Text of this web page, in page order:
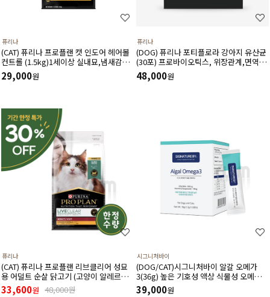
퓨리나
(CAT) 퓨리나 프로플랜 캣 인도어 헤어볼
컨트롤 (1.5kg)1세이상 실내묘,냄새감소,
헤어볼,저칼로리,신장건강,치아건강
29,000원
퓨리나
(DOG) 퓨리나 포티플로라 강아지 유산균
(30포) 프로바이오틱스, 위장관계,면역기
계,전반적인 건강에 도움
48,000원
퓨리나
(CAT) 퓨리나 프로플랜 리브클리어 성묘
용 어덜트 순살 닭고기 (고양이 알레르기
감소식단)(1.5kg) (유통기한 27년 3월)
33,600원 48,000원
시그니처바이
(DOG/CAT)시그니처바이 알갈 오메가
3(36g) 높은 기호성 액상 식물성 오메가3
천연 항산화제 비타민E 함유
39,000원